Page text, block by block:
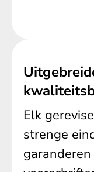
Elk
strenge